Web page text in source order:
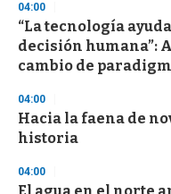
04:00
“La tecnología
decisión humana”:
cambio de
04:00
Hacia la faena de
historia
04:00